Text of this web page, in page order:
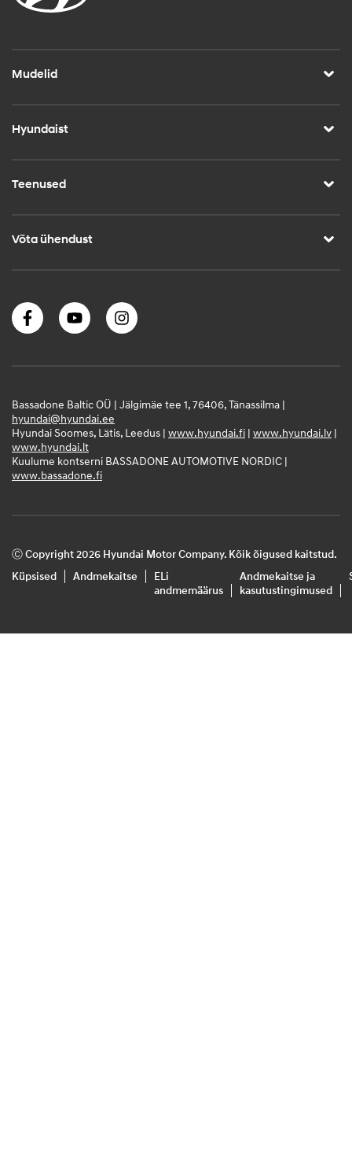
Mudelid
Hyundaist
Teenused
Võta ühendust
Bassadone Baltic OÜ | Jälgimäe tee 1, 76406, Tänassilma |
hyundai@hyundai.ee
Hyundai Soomes, Lätis, Leedus | www.hyundai.fi | www.hyundai.lv |
www.hyundai.lt
Kuulume kontserni BASSADONE AUTOMOTIVE NORDIC |
www.bassadone.fi
Ⓒ Copyright 2026 Hyundai Motor Company. Kõik õigused kaitstud.
Küpsised
Andmekaitse
ELi
andmemäärus
Andmekaitse ja
kasutustingimused